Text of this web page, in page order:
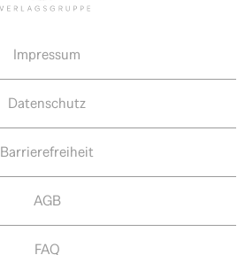
Impressum
Datenschutz
Barrierefreiheit
AGB
FAQ